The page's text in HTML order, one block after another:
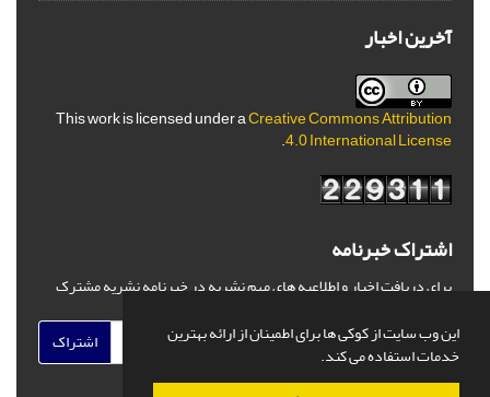
این وب سایت از کوکی ها برای اطمینان از ارائه بهترین
خدمات استفاده می کند.
آخرین اخبار
This work is licensed under aCreative Commons Attribution
4.0 International License
.
اشتراک خبرنامه
برای دریافت اخبار و اطلاعیه های مهم نشریه در خبرنامه نشریه مشترک
اشتراک